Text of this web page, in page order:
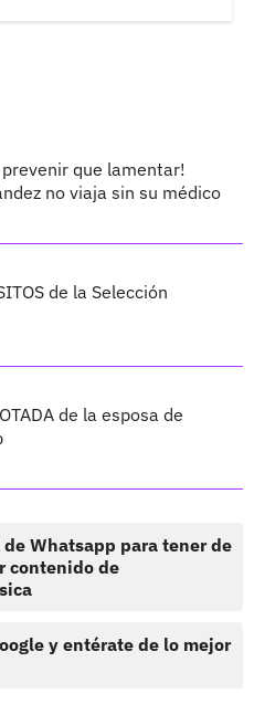
prevenir que lamentar!
no viaja sin su médico
de la Selección
de la esposa de
Whatsapp para tener de
contenido de
y entérate de lo mejor